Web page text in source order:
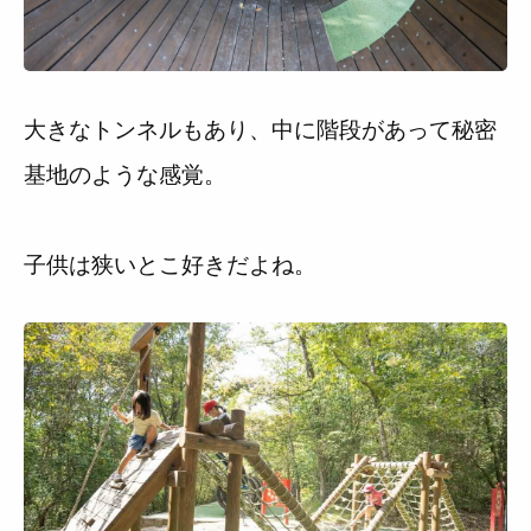
大きなトンネルもあり、中に階段があって秘密
基地のような感覚。
子供は狭いとこ好きだよね。